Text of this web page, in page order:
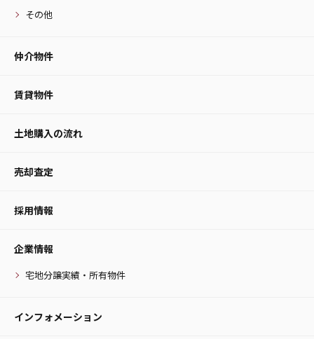
その他
仲介物件
賃貸物件
土地購入の流れ
売却査定
採用情報
企業情報
宅地分譲実績・所有物件
インフォメーション